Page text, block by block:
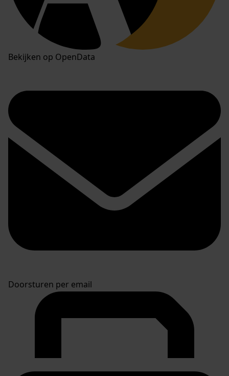
Bekijken op OpenData
Doorsturen per email